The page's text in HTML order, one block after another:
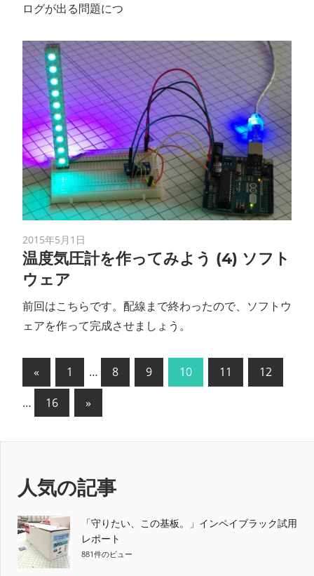
ログが出る問題につ
2015年5月1日
温度気圧計を作ってみよう (4) ソフト
ウェア
前回はこちらです。配線まで終わったので、ソフトウ
ェアを作って完成させましょう。
投
稿
の
ー
送
り
«
の
記
1 … 8 9 10 11
12
…
16
次
の
記
»
人気の記事
「守りたい、この基板。」インペイブラック試用
レポート
881件のビュー